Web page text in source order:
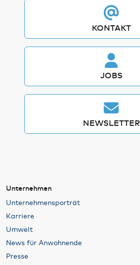
KONTAKT
JOBS
NEWSLETTER
Unternehmen
Unternehmensporträt
Karriere
Umwelt
News für Anwohnende
Presse